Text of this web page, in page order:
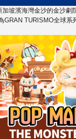
坡濱海灣金沙的金沙劇
GRAN TURISMO全球系